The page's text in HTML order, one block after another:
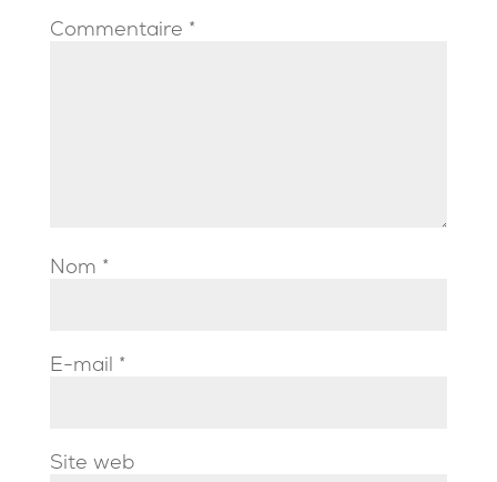
Commentaire *
Nom *
E-mail *
Site web